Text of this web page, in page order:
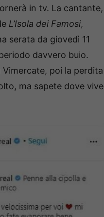
in tv. La cantante,
L’Isola dei Famosi,
serata da giovedì 11
davvero buio.
Vimercate, poi la perdita
ma sapete dove vive